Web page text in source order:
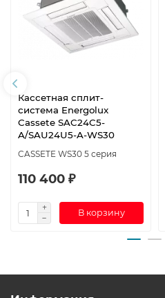
Кассетная сплит-
система Energolux
Cassete SAC24C5-
A/SAU24U5-A-WS30
CASSETE WS30 5 серия
110 400 ₽
В корзину